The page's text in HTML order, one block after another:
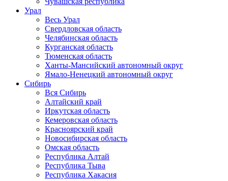
Урал
Весь Урал
Свердловская область
Челябинская область
Курганская область
Тюменская область
Ханты-Мансийский автономный округ
Ямало-Ненецкий автономный округ
Сибирь
Вся Сибирь
Алтайский край
Иркутская область
Кемеровская область
Красноярский край
Новосибирская область
Омская область
Республика Алтай
Республика Тыва
Республика Хакасия